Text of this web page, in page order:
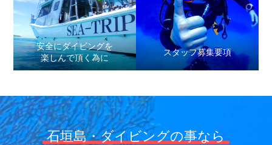
安全にダイビングを
楽しんで頂く為に
スタッフ募集要項
石垣島・ダイビングの事なら